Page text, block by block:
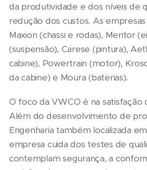
da produtividade e dos níveis de
redução dos custos. As
Maxion (chassi e rodas), Meritor
(suspensão), Carese (pintura),
cabine), Powertrain (motor),
da cabine) e Moura (baterias).
O foco da VWCO é na satisfação
Além do desenvolvimento de
Engenharia também localizada
empresa cuida dos testes de
contemplam segurança, a